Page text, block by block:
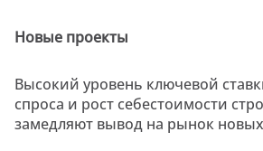
Новые проекты
Высокий уровень ключевой
спроса и рост себестоимости
замедляют вывод на рынок